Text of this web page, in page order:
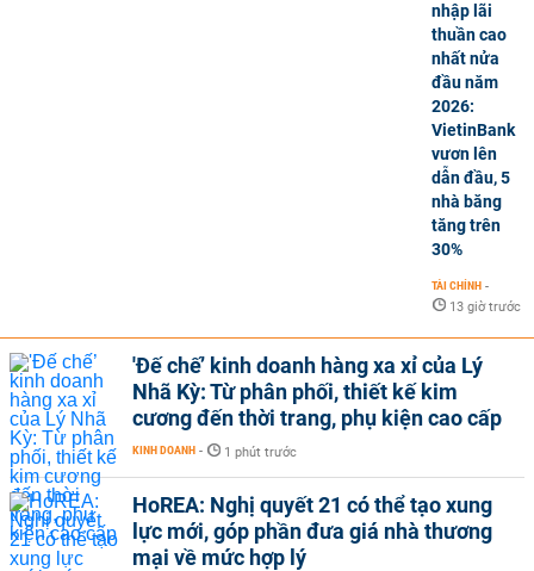
nhập lãi
thuần cao
nhất nửa
đầu năm
2026:
VietinBank
vươn lên
dẫn đầu, 5
nhà băng
tăng trên
30%
TÀI CHÍNH -
13 giờ trước
'Đế chế’ kinh doanh hàng xa xỉ của Lý
Nhã Kỳ: Từ phân phối, thiết kế kim
cương đến thời trang, phụ kiện cao cấp
KINH DOANH - 1 phút trước
HoREA: Nghị quyết 21 có thể tạo xung
lực mới, góp phần đưa giá nhà thương
mại về mức hợp lý